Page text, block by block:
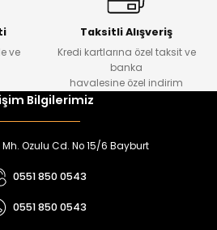
Gömlek Navi Kız Çocuk Kot Pantolon
₺ 650
%15
Tivon Kız Çocuk 3’lü Takım
₺ 2.340
ve
Taksitli Alışveriş
Kredi kartlarına özel taksit ve
banka
havalesine özel indirim
Bilgilerimiz
Ozulu Cd. No 15/6 Bayburt
0551 850 0543
0551 850 0543